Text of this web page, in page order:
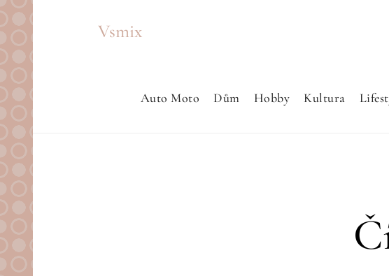
Vsmix
Auto Moto Dům Hobby Kultura